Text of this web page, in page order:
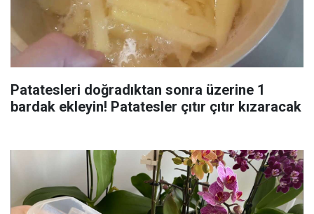
Patatesleri doğradıktan sonra üzerine 1
bardak ekleyin! Patatesler çıtır çıtır kızaracak